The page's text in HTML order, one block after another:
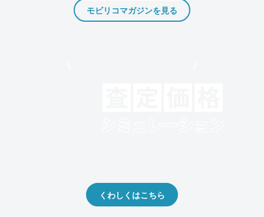
モビリコマガジンを見る
くわしくはこちら